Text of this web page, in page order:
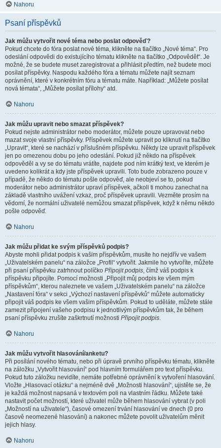
Nahoru
Psaní příspěvků
Jak můžu vytvořit nové téma nebo poslat odpověď?
Pokud chcete do fóra poslat nové téma, klikněte na tlačítko „Nové téma“. Pro
odeslání odpovědi do existujícího tématu klikněte na tlačítko „Odpovědět“. Je
možné, že se budete muset zaregistrovat a přihlásit předtím, než budete moci
posílat příspěvky. Naspodu každého fóra a tématu můžete najít seznam
oprávnění, které v konkrétním fóru a tématu máte. Například: „Můžete posílat
nová témata“, „Můžete posílat přílohy“ atd.
Nahoru
Jak můžu upravit nebo smazat příspěvek?
Pokud nejste administrátor nebo moderátor, můžete pouze upravovat nebo
mazat svoje vlastní příspěvky. Příspěvek můžete upravit po kliknutí na tlačítko
„Upravit“, které se nachází v příslušném příspěvku. Někdy lze upravit příspěvek
jen po omezenou dobu po jeho odeslání. Pokud již někdo na příspěvek
odpověděl a vy se do tématu vrátíte, najdete pod ním krátký text, ve kterém je
uvedeno kolikrát a kdy jste příspěvek upravili. Toto bude zobrazeno pouze v
případě, že někdo do tématu pošle odpověď, ale neobjeví se to, pokud
moderátor nebo administrátor upraví příspěvek, ačkoli ti mohou zanechat na
základě vlastního uvážení vzkaz, proč příspěvek upravili. Vezměte prosím na
vědomí, že normální uživatelé nemůžou smazat příspěvek, když k němu někdo
pošle odpověď.
Nahoru
Jak můžu přidat ke svým příspěvků podpis?
Abyste mohli přidat podpis k vašim příspěvkům, musíte ho nejdřív ve vašem
„Uživatelském panelu“ na záložce „Profil“ vytvořit. Jakmile ho vytvoříte, můžete
při psaní příspěvku zatrhnout políčko Připojit podpis, čímž váš podpis k
příspěvku připojíte. Pomocí možnosti „Připojit můj podpis ke všem mým
příspěvkům“, kterou naleznete ve vašem „Uživatelském panelu“ na záložce
„Nastavení fóra“ v sekci „Výchozí nastavení příspěvků“ můžete automaticky
připojit váš podpis ke všem vašim příspěvkům. Pokud to uděláte, můžete stále
zamezit připojení vašeho podpisu k jednotlivým příspěvkům tak, že během
psaní příspěvku zrušíte zaškrtnutí možnosti Připojit podpis.
Nahoru
Jak můžu vytvořit hlasování/anketu?
Při posílání nového tématu, nebo při úpravě prvního příspěvku tématu, klikněte
na záložku „Vytvořit hlasování“ pod hlavním formulářem pro text příspěvku.
Pokud tuto záložku nevidíte, nemáte potřebné oprávnění k vytvoření hlasování.
Vložte „Hlasovací otázku“ a nejméně dvě „Možnosti hlasování“, ujistěte se, že
je každá možnost napsaná v textovém poli na vlastním řádku. Můžete také
nastavit počet možností, které uživatel může během hlasování vybrat (v poli
„Možností na uživatele“), časové omezení trvání hlasování ve dnech (0 pro
časově neomezené hlasování) a nakonec můžete povolit uživatelům měnit
jejich hlasy.
Nahoru